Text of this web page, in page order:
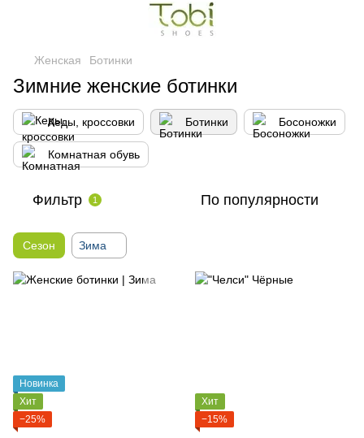
Женская Ботинки
Зимние женские ботинки
Кеды, кроссовки Ботинки Босоножки
Комнатная обувь
Фильтр 1 По популярности
Сезон Зима
Новинка
Хит
−25%
Хит
−15%